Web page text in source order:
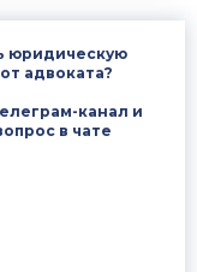
юридическую
адвоката?
канал и
в чате